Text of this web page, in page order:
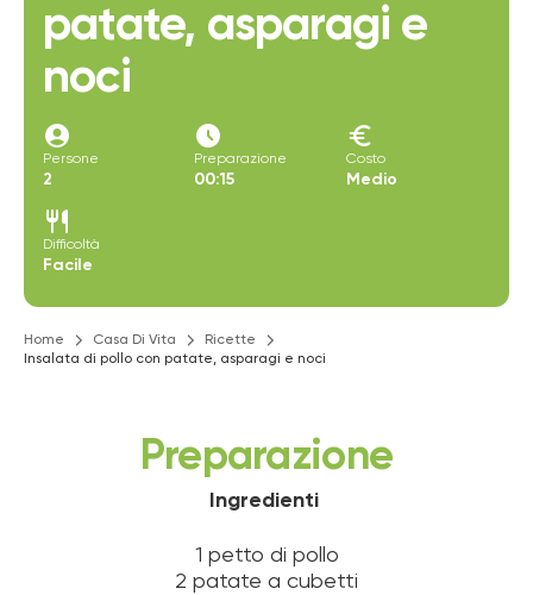
patate, asparagi e
noci
account_circle
Persone
2
access_time_filled
Preparazione
00:15
euro
Costo
Medio
restaurant
Difficoltà
Facile
Home Casa Di Vita
Ricette
Insalata di pollo con patate, asparagi e noci
Preparazione
Ingredienti
1 petto di pollo
2 patate a cubetti